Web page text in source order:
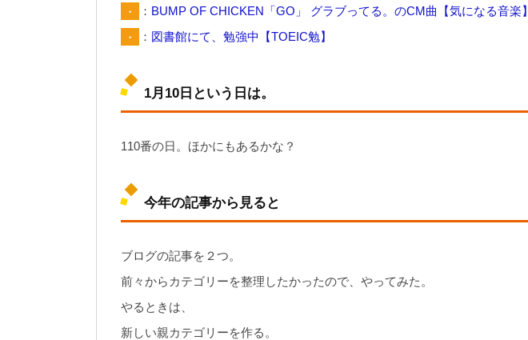
・
： BUMP OF CHICKEN「GO」 グラブってる。のCM曲【気になる音楽】
・
： 図書館にて、勉強中【TOEIC勉】
1月10日という日は。
110番の日。ほかにもあるかな？
今年の記事から見ると
ブログの記事を２つ。
前々からカテゴリーを整理したかったので、やってみた。
やるときは、
新しい親カテゴリーを作る。